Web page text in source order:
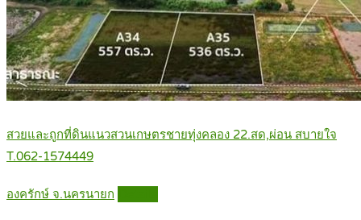
สวยและถูกที่ดินแนวสวนเกษตรชายทุ่งคลอง 22.สด,ผ่อน สบายใจ
T.062-1574449
องครักษ์ จ.นครนายก